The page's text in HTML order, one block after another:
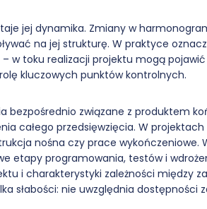
jej dynamika. Zmiany w
na jej strukturę. W praktyce
w toku realizacji projektu mogą
kluczowych punktów kontrolnych.
bezpośrednio związane z produktem
całego przedsięwzięcia. W
nośna czy prace wykończeniowe.
etapy programowania, testów i
i charakterystyki zależności między
słabości: nie uwzględnia dostępności